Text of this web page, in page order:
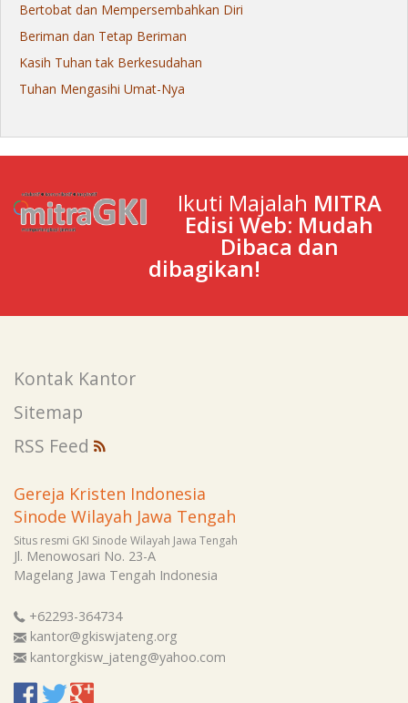
Bertobat dan Mempersembahkan Diri
Beriman dan Tetap Beriman
Kasih Tuhan tak Berkesudahan
Tuhan Mengasihi Umat-Nya
Ikuti Majalah MITRA
Edisi Web: Mudah
Dibaca dan
dibagikan!
Kontak Kantor
Sitemap
RSS Feed
Gereja Kristen Indonesia
Sinode Wilayah Jawa Tengah
Situs resmi GKI Sinode Wilayah Jawa Tengah
Jl. Menowosari No. 23-A
Magelang Jawa Tengah Indonesia
+62293-364734
kantor@gkiswjateng.org
kantorgkisw_jateng@yahoo.com